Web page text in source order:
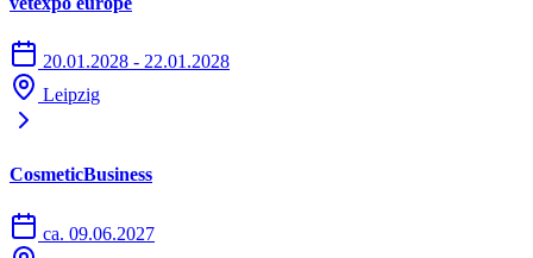
20.01.2028 - 22.01.2028
Leipzig
CosmeticBusiness
ca. 09.06.2027